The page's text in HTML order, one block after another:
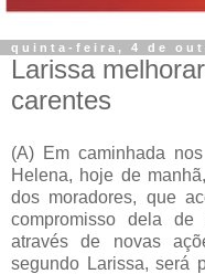
quinta-feira, 4 de
Larissa
carentes
(A) Em caminhada
Helena, hoje de
dos moradores, que
compromisso dela
através de novas
segundo Larissa, será